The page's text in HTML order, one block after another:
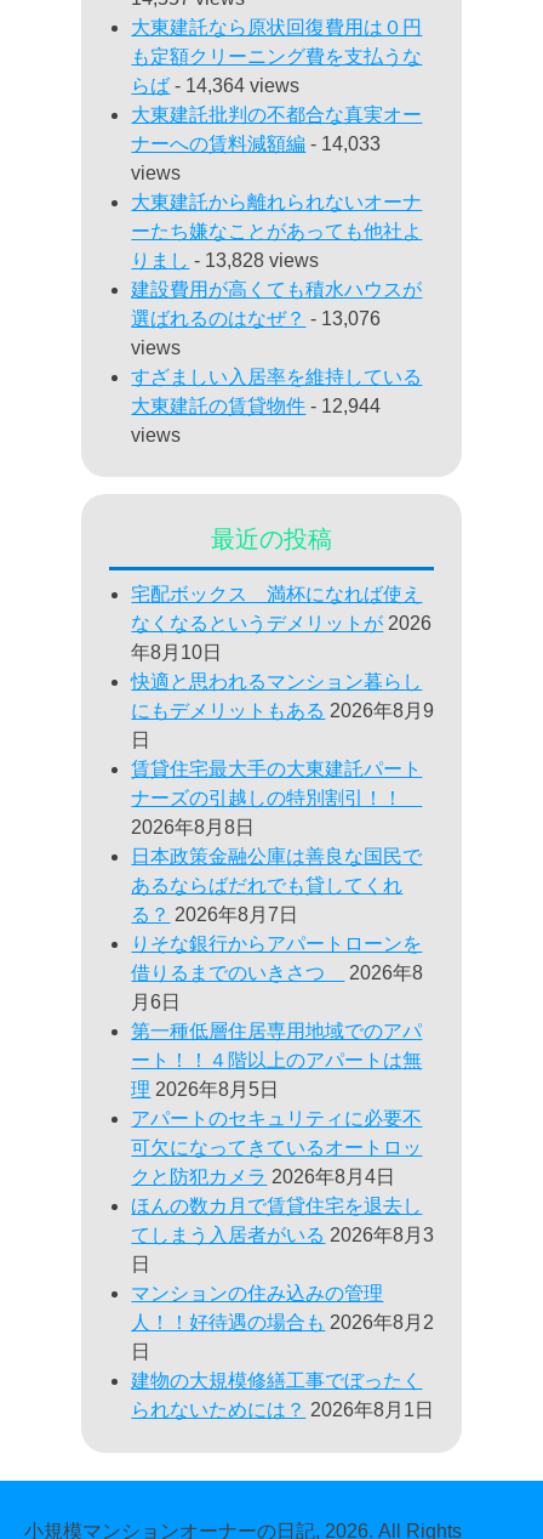
大東建託なら原状回復費用は０円
も定額クリーニング費を支払うな
らば - 14,364 views
大東建託批判の不都合な真実オー
ナーへの賃料減額編 - 14,033
views
大東建託から離れられないオーナ
ーたち嫌なことがあっても他社よ
りまし - 13,828 views
建設費用が高くても積水ハウスが
選ばれるのはなぜ？ - 13,076
views
すざましい入居率を維持している
大東建託の賃貸物件 - 12,944
views
最近の投稿
宅配ボックス 満杯になれば使え
なくなるというデメリットが 2026
年8月10日
快適と思われるマンション暮らし
にもデメリットもある 2026年8月9
日
賃貸住宅最大手の大東建託パート
ナーズの引越しの特別割引！！
2026年8月8日
日本政策金融公庫は善良な国民で
あるならばだれでも貸してくれ
る？ 2026年8月7日
りそな銀行からアパートローンを
借りるまでのいきさつ
2026年8
月6日
第一種低層住居専用地域でのアパ
ート！！４階以上のアパートは無
理 2026年8月5日
アパートのセキュリティに必要不
可欠になってきているオートロッ
クと防犯カメラ 2026年8月4日
ほんの数カ月で賃貸住宅を退去し
てしまう入居者がいる 2026年8月3
日
マンションの住み込みの管理
人！！好待遇の場合も 2026年8月2
日
建物の大規模修繕工事でぼったく
られないためには？ 2026年8月1日
小規模マンションオーナーの日記, 2026. All Rights